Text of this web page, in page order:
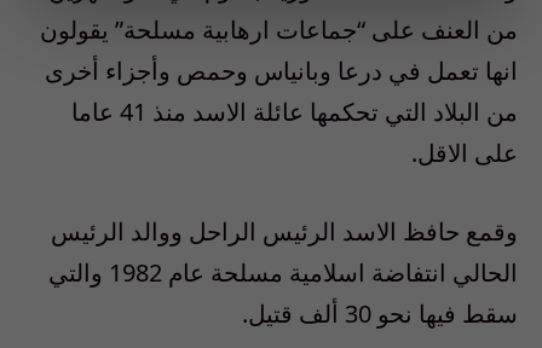
من العنف على “جماعات ارهابية مسلحة” يقولون
انها تعمل في درعا وبانياس وحمص وأجزاء أخرى
من البلاد التي تحكمها عائلة الاسد منذ 41 عاما
على الاقل.
وقمع حافظ الاسد الرئيس الراحل ووالد الرئيس
الحالي انتفاضة اسلامية مسلحة عام 1982 والتي
سقط فيها نحو 30 ألف قتيل.